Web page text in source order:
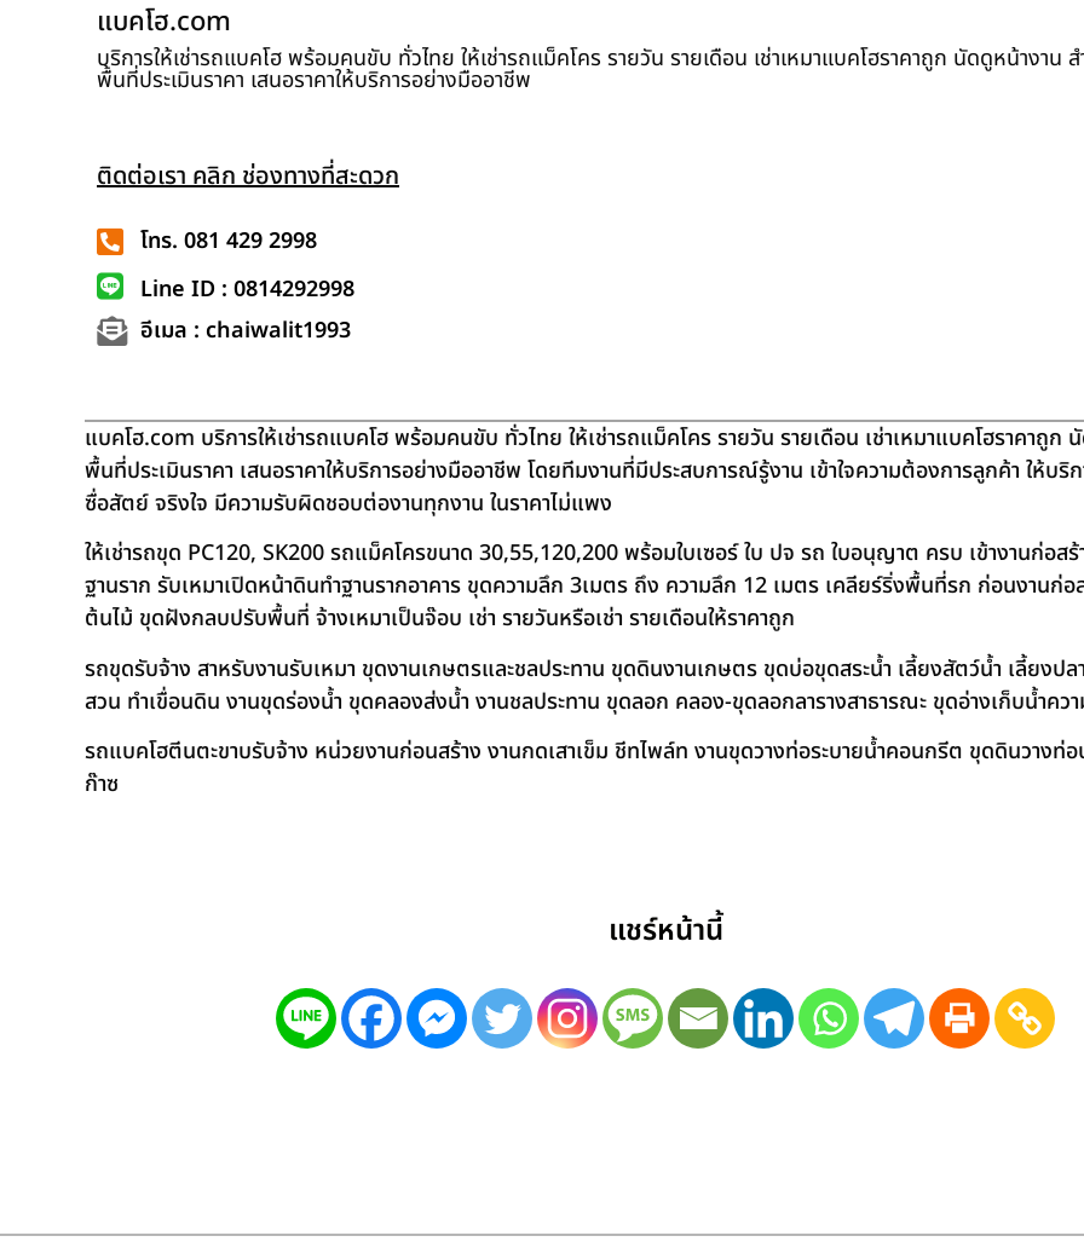
แบคโฮ.com
บริการให้เช่ารถแบคโฮ พร้อมคนขับ ทั่วไทย ให้เช่ารถแม็คโคร รายวัน รายเดือน เช่าเหมาแบคโฮราคาถูก นัดดูหน้างาน
พื้นที่ประเมินราคา เสนอราคาให้บริการอย่างมืออาชีพ
ติดต่อเรา คลิก ช่องทางที่สะดวก
โทร. 081 429 2998
Line ID : 0814292998
อีเมล : chaiwalit1993
แบคโฮ.com บริการให้เช่ารถแบคโฮ พร้อมคนขับ ทั่วไทย ให้เช่ารถแม็คโคร รายวัน รายเดือน เช่าเหมาแบคโฮราคาถูก
พื้นที่ประเมินราคา เสนอราคาให้บริการอย่างมืออาชีพ โดยทีมงานที่มีประสบการณ์รู้งาน เข้าใจความต้องการลูกค้า ให้บริ
ซื่อสัตย์ จริงใจ มีความรับผิดชอบต่องานทุกงาน ในราคาไม่แพง
ให้เช่ารถขุด PC120, SK200 รถแม็คโครขนาด 30,55,120,200 พร้อมใบเซอร์ ใบ ปจ รถ ใบอนุญาต ครบ เข้างานก่อส
ฐานราก รับเหมาเปิดหน้าดินทำฐานรากอาคาร ขุดความลึก 3เมตร ถึง ความลึก 12 เมตร เคลียร์ริ่งพื้นที่รก ก่อนงานก่อ
ต้นไม้ ขุดฝังกลบปรับพื้นที่ จ้างเหมาเป็นจ๊อบ เช่า รายวันหรือเช่า รายเดือนให้ราคาถูก
รถขุดรับจ้าง สาหรับงานรับเหมา ขุดงานเกษตรและชลประทาน ขุดดินงานเกษตร ขุดบ่อขุดสระน้ำ เลี้ยงสัตว์น้ำ เลี้ยงป
สวน ทำเขื่อนดิน งานขุดร่องน้ำ ขุดคลองส่งน้ำ งานชลประทาน ขุดลอก คลอง-ขุดลอกลารางสาธารณะ ขุดอ่างเก็บน้ำคว
รถแบคโฮตีนตะขาบรับจ้าง หน่วยงานก่อนสร้าง งานกดเสาเข็ม ชีทไพล์ท งานขุดวางท่อระบายน้ำคอนกรีต ขุดดินวางท่อ
ก๊าซ
แชร์หน้านี้